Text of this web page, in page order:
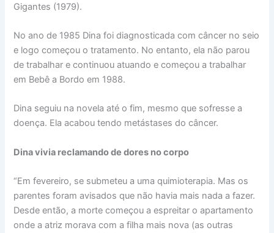
Gigantes (1979).
No ano de 1985 Dina foi diagnosticada com câncer no seio
e logo começou o tratamento. No entanto, ela não parou
de trabalhar e continuou atuando e começou a trabalhar
em Bebê a Bordo em 1988.
Dina seguiu na novela até o fim, mesmo que sofresse a
doença. Ela acabou tendo metástases do câncer.
Dina vivia reclamando de dores no corpo
“Em fevereiro, se submeteu a uma quimioterapia. Mas os
parentes foram avisados que não havia mais nada a fazer.
Desde então, a morte começou a espreitar o apartamento
onde a atriz morava com a filha mais nova (as outras